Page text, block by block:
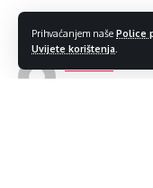
Prihvaćanjem naše Police
Uvijete korištenja
Podijeli